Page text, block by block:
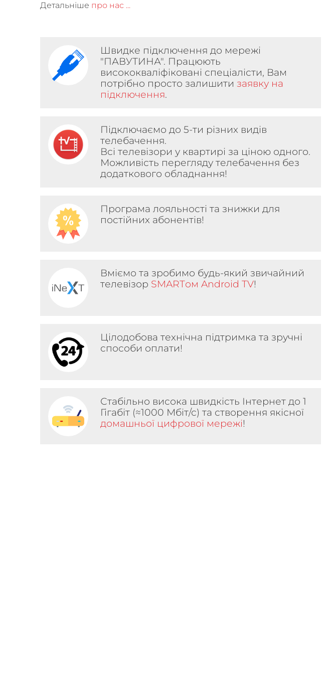
Детальніше про нас ...
Швидке підключення до мережі
"ПАВУТИНА". Працюють
висококваліфіковані спеціалісти, Вам
потрібно просто залишити заявку на
підключення.
Підключаємо до 5-ти різних видів
телебачення.
Всі телевізори у квартирі за ціною одного.
Можливість перегляду телебачення без
додаткового обладнання!
Програма лояльності та знижки для
постійних абонентів!
Вміємо та зробимо будь-який звичайний
телевізор SMARTом Android TV!
Цілодобова технічна підтримка та зручні
способи оплати!
Стабільно висока швидкість Інтернет до 1
Гігабіт (≈1000 Мбіт/с) та створення якісної
домашньої цифрової мережі!